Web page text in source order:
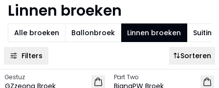
Linnen broeken
Alle broeken Ballonbroek Linnen broeken
Filters Sorteren
LINNEN
-30%
Gestuz
GZzeona Broek
LINNEN
Part Two
BianaPW Broek